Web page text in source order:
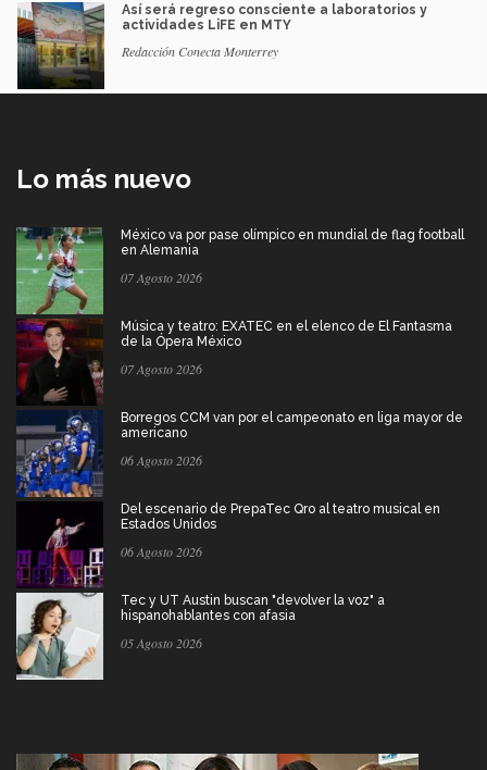
Así será regreso consciente a laboratorios y
actividades LiFE en MTY
Redacción Conecta Monterrey
Lo más nuevo
México va por pase olímpico en mundial de flag football
en Alemania
07 Agosto 2026
Música y teatro: EXATEC en el elenco de El Fantasma
de la Ópera México
07 Agosto 2026
Borregos CCM van por el campeonato en liga mayor de
americano
06 Agosto 2026
Del escenario de PrepaTec Qro al teatro musical en
Estados Unidos
06 Agosto 2026
Tec y UT Austin buscan "devolver la voz" a
hispanohablantes con afasia
05 Agosto 2026